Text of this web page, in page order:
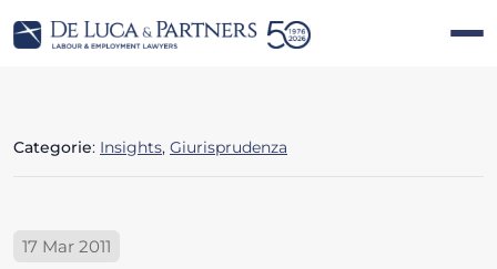
Categorie: Insights, Giurisprudenza
17 Mar 2011